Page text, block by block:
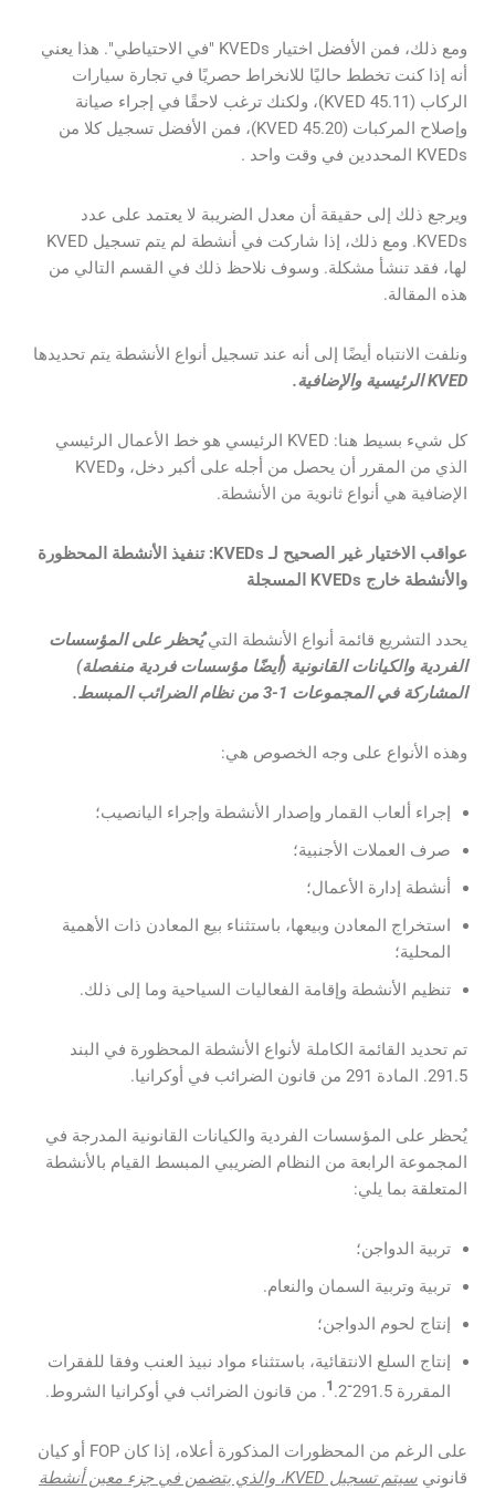
ومع ذلك، فمن الأفضل اختيار KVEDs "في الاحتياطي". هذا يعني
أنه إذا كنت تخطط حاليًا للانخراط حصريًا في تجارة سيارات
الركاب (KVED 45.11)، ولكنك ترغب لاحقًا في إجراء صيانة
وإصلاح المركبات (KVED 45.20)، فمن الأفضل تسجيل كلا من
KVEDs المحددين في وقت واحد .
ويرجع ذلك إلى حقيقة أن معدل الضريبة لا يعتمد على عدد
KVEDs. ومع ذلك، إذا شاركت في أنشطة لم يتم تسجيل KVED
لها، فقد تنشأ مشكلة. وسوف نلاحظ ذلك في القسم التالي من
هذه المقالة.
ونلفت الانتباه أيضًا إلى أنه عند تسجيل أنواع الأنشطة يتم تحديدها
KVED الرئيسية والإضافية.
كل شيء بسيط هنا: KVED الرئيسي هو خط الأعمال الرئيسي
الذي من المقرر أن يحصل من أجله على أكبر دخل، وKVED
الإضافية هي أنواع ثانوية من الأنشطة.
عواقب الاختيار غير الصحيح لـ KVEDs: تنفيذ الأنشطة المحظورة
والأنشطة خارج KVEDs المسجلة
يحدد التشريع قائمة أنواع الأنشطة التييُحظر على المؤسسات
الفردية والكيانات القانونية (أيضًا مؤسسات فردية منفصلة)
المشاركة في المجموعات 1-3 من نظام الضرائب المبسط.
وهذه الأنواع على وجه الخصوص هي:
إجراء ألعاب القمار وإصدار الأنشطة وإجراء اليانصيب؛
صرف العملات الأجنبية؛
أنشطة إدارة الأعمال؛
استخراج المعادن وبيعها، باستثناء بيع المعادن ذات الأهمية
المحلية؛
تنظيم الأنشطة وإقامة الفعاليات السياحية وما إلى ذلك.
تم تحديد القائمة الكاملة لأنواع الأنشطة المحظورة في البند
291.5. المادة 291 من قانون الضرائب في أوكرانيا.
يُحظر على المؤسسات الفردية والكيانات القانونية المدرجة في
المجموعة الرابعة من النظام الضريبي المبسط القيام بالأنشطة
المتعلقة بما يلي:
تربية الدواجن؛
تربية وتربية السمان والنعام.
إنتاج لحوم الدواجن؛
إنتاج السلع الانتقائية، باستثناء مواد نبيذ العنب وفقا للفقرات
المقررة 291.5
-1.2. من قانون الضرائب في أوكرانيا الشروط.
على الرغم من المحظورات المذكورة أعلاه، إذا كان FOP أو كيان
قانوني
سيتم تسجيل KVED، والذي يتضمن في جزء معين أنشطة